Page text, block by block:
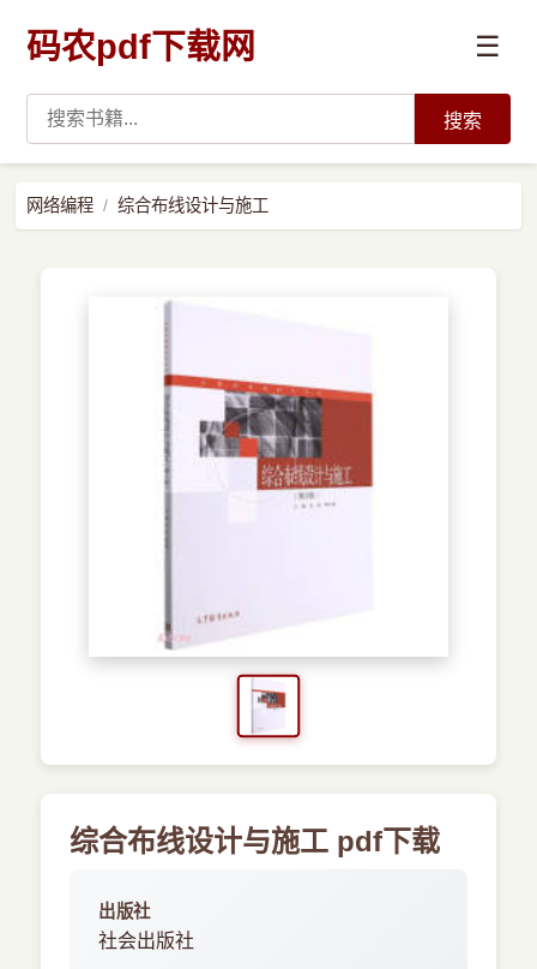
码农pdf下载网 ☰
预订书籍
搜索
网络编程 综合布线设计与施工
综合布线设计与施工 pdf下载
出版社
社会出版社